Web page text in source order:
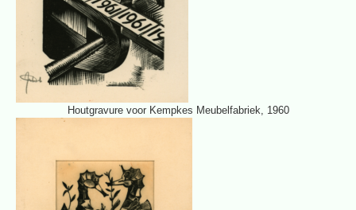
Houtgravure voor Kempkes Meubelfabriek, 1960